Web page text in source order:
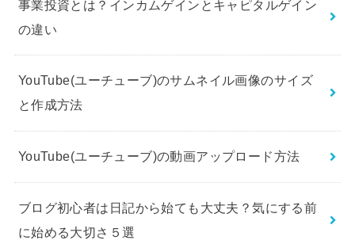
事業投資とは？インカムゲインとキャピタルゲイン
の違い
YouTube(ユーチューブ)のサムネイル画像のサイズ
と作成方法
YouTube(ユーチューブ)の動画アップロード方法
ブログ初心者は日記から始ても大丈夫？気にする前
に始める大切さ５選